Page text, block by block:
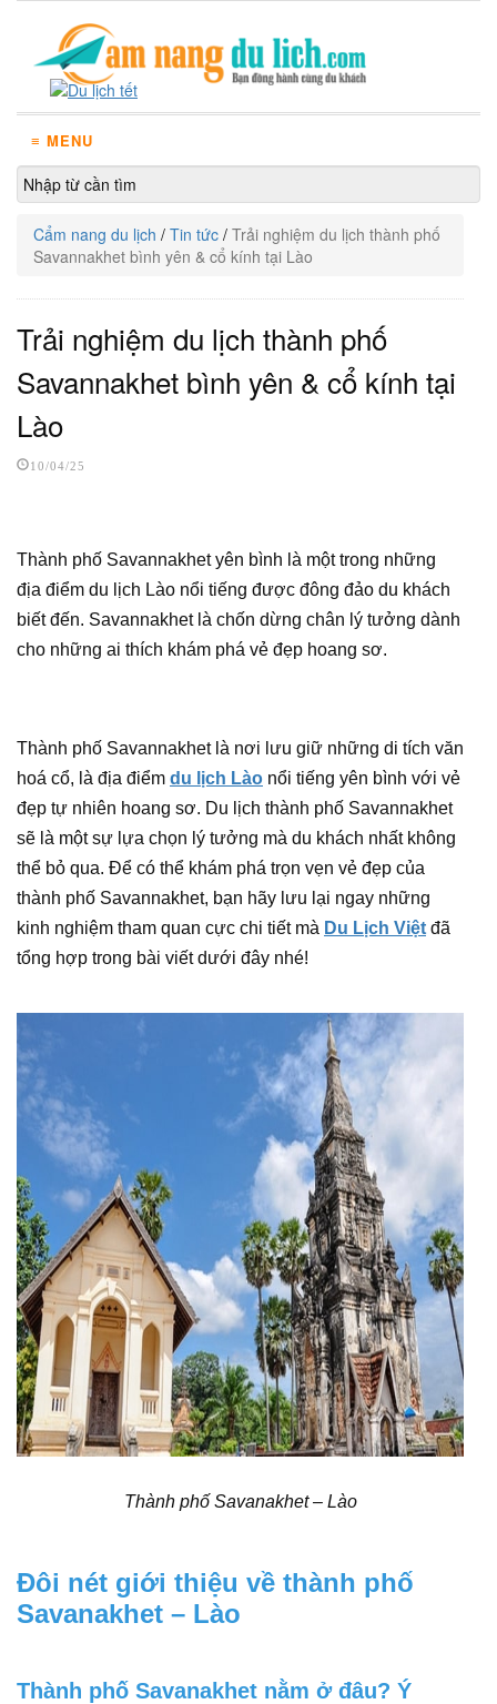
≡ MENU
Cẩm nang du lịch / Tin tức / Trải nghiệm du lịch thành phố
Savannakhet bình yên & cổ kính tại Lào
Trải nghiệm du lịch thành phố
Savannakhet bình yên & cổ kính tại
Lào
10/04/25
Thành phố Savannakhet yên bình là một trong những
địa điểm du lịch Lào nổi tiếng được đông đảo du khách
biết đến. Savannakhet là chốn dừng chân lý tưởng dành
cho những ai thích khám phá vẻ đẹp hoang sơ.
Thành phố Savannakhet là nơi lưu giữ những di tích văn
hoá cổ, là địa điểm du lịch Lào nổi tiếng yên bình với vẻ
đẹp tự nhiên hoang sơ. Du lịch thành phố Savannakhet
sẽ là một sự lựa chọn lý tưởng mà du khách nhất không
thể bỏ qua. Để có thể khám phá trọn vẹn vẻ đẹp của
thành phố Savannakhet, bạn hãy lưu lại ngay những
kinh nghiệm tham quan cực chi tiết mà Du Lịch Việt đã
tổng hợp trong bài viết dưới đây nhé!
Thành phố Savanakhet – Lào
Đôi nét giới thiệu về thành phố
Savanakhet – Lào
Thành phố Savanakhet nằm ở đâu? Ý